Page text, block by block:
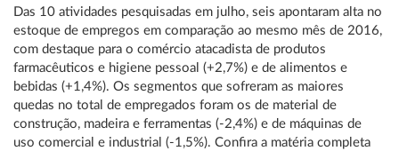
Das 10 atividades pesquisadas em julho, seis apontaram alta no
estoque de empregos em comparação ao mesmo mês de 2016,
com destaque para o comércio atacadista de produtos
farmacêuticos e higiene pessoal (+2,7%) e de alimentos e
bebidas (+1,4%). Os segmentos que sofreram as maiores
quedas no total de empregados foram os de material de
construção, madeira e ferramentas (-2,4%) e de máquinas de
uso comercial e industrial (-1,5%). Confira a matéria completa